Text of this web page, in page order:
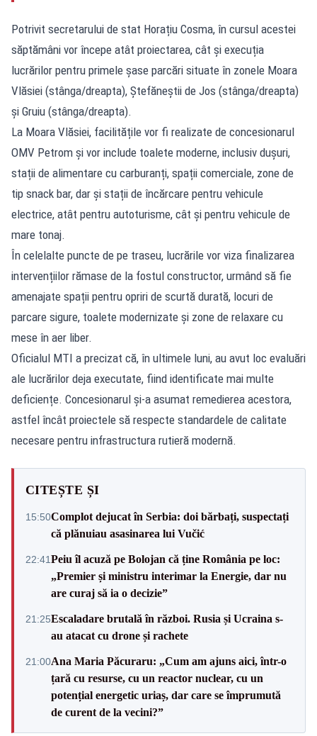
Potrivit secretarului de stat Horațiu Cosma, în cursul acestei
săptămâni vor începe atât proiectarea, cât și execuția
lucrărilor pentru primele șase parcări situate în zonele Moara
Vlăsiei (stânga/dreapta), Ștefăneștii de Jos (stânga/dreapta)
și Gruiu (stânga/dreapta).
La Moara Vlăsiei, facilitățile vor fi realizate de concesionarul
OMV Petrom și vor include toalete moderne, inclusiv dușuri,
stații de alimentare cu carburanți, spații comerciale, zone de
tip snack bar, dar și stații de încărcare pentru vehicule
electrice, atât pentru autoturisme, cât și pentru vehicule de
mare tonaj.
În celelalte puncte de pe traseu, lucrările vor viza finalizarea
intervențiilor rămase de la fostul constructor, urmând să fie
amenajate spații pentru opriri de scurtă durată, locuri de
parcare sigure, toalete modernizate și zone de relaxare cu
mese în aer liber.
Oficialul MTI a precizat că, în ultimele luni, au avut loc evaluări
ale lucrărilor deja executate, fiind identificate mai multe
deficiențe. Concesionarul și-a asumat remedierea acestora,
astfel încât proiectele să respecte standardele de calitate
necesare pentru infrastructura rutieră modernă.
CITEȘTE ȘI
15:50Complot dejucat în Serbia: doi bărbați, suspectați
că plănuiau asasinarea lui Vučić
22:41Peiu îl acuză pe Bolojan că ține România pe loc:
„Premier și ministru interimar la Energie, dar nu
are curaj să ia o decizie”
21:25Escaladare brutală în război. Rusia și Ucraina s-
au atacat cu drone și rachete
21:00Ana Maria Păcuraru: „Cum am ajuns aici, într-o
țară cu resurse, cu un reactor nuclear, cu un
potențial energetic uriaș, dar care se împrumută
de curent de la vecini?”